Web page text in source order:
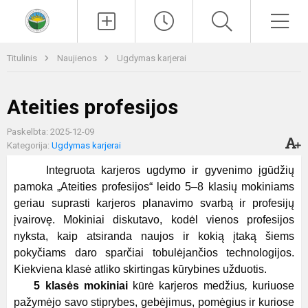
Titulinis Naujienos Ugdymas karjerai
Ateities profesijos
Paskelbta: 2025-12-09
Kategorija: Ugdymas karjerai
Integruota karjeros ugdymo ir gyvenimo įgūdžių
pamoka „Ateities profesijos“ leido 5–8 klasių mokiniams
geriau suprasti karjeros planavimo svarbą ir profesijų
įvairovę. Mokiniai diskutavo, kodėl vienos profesijos
nyksta, kaip atsiranda naujos ir kokią įtaką šiems
pokyčiams daro sparčiai tobulėjančios technologijos.
Kiekviena klasė atliko skirtingas kūrybines užduotis.
5 klasės mokiniai kūrė karjeros medžius, kuriuose
pažymėjo savo stiprybes, gebėjimus, pomėgius ir kuriose